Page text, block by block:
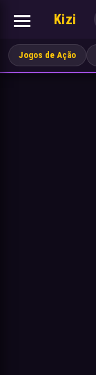
Kizi
Jogos de Ação